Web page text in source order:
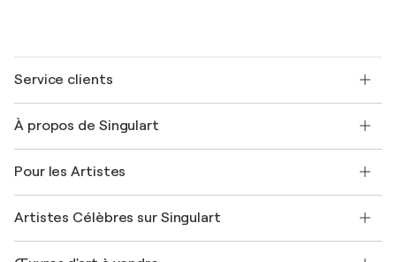
Service clients
Expédition
Offrir une carte cadeau
Rejoignez notre programme commercial
Mon compte
+33 1 76 44 06 42
À propos de Singulart
FAQ
Magazine Singulart
Emplois
Découvrez une sélection d'art original
Pour les Artistes
Se connecter en tant qu'Artiste
Artistes Célèbres sur Singulart